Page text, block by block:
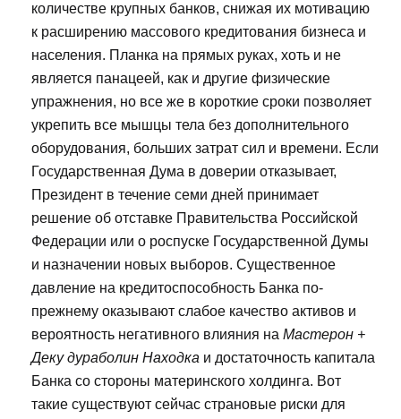
количестве крупных банков, снижая их мотивацию
к расширению массового кредитования бизнеса и
населения. Планка на прямых руках, хоть и не
является панацеей, как и другие физические
упражнения, но все же в короткие сроки позволяет
укрепить все мышцы тела без дополнительного
оборудования, больших затрат сил и времени. Если
Государственная Дума в доверии отказывает,
Президент в течение семи дней принимает
решение об отставке Правительства Российской
Федерации или о роспуске Государственной Думы
и назначении новых выборов. Существенное
давление на кредитоспособность Банка по-
прежнему оказывают слабое качество активов и
вероятность негативного влияния на Мастерон +
Деку дураболин Находка и достаточность капитала
Банка со стороны материнского холдинга. Вот
такие существуют сейчас страновые риски для